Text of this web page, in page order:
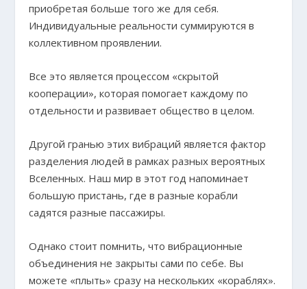
приобретая больше того же для себя.
Индивидуальные реальности суммируются в
коллективном проявлении.
Все это является процессом «скрытой
кооперации», которая помогает каждому по
отдельности и развивает общество в целом.
Другой гранью этих вибраций является фактор
разделения людей в рамках разных вероятных
Вселенных. Наш мир в этот год напоминает
большую пристань, где в разные корабли
садятся разные пассажиры.
Однако стоит помнить, что вибрационные
объединения не закрыты сами по себе. Вы
можете «плыть» сразу на нескольких «кораблях».